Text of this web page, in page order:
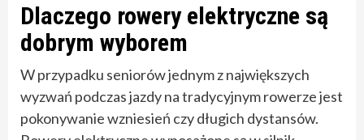
Dlaczego rowery elektryczne są
dobrym wyborem
W przypadku seniorów jednym z największych
wyzwań podczas jazdy na tradycyjnym rowerze jest
pokonywanie wzniesień czy długich dystansów.